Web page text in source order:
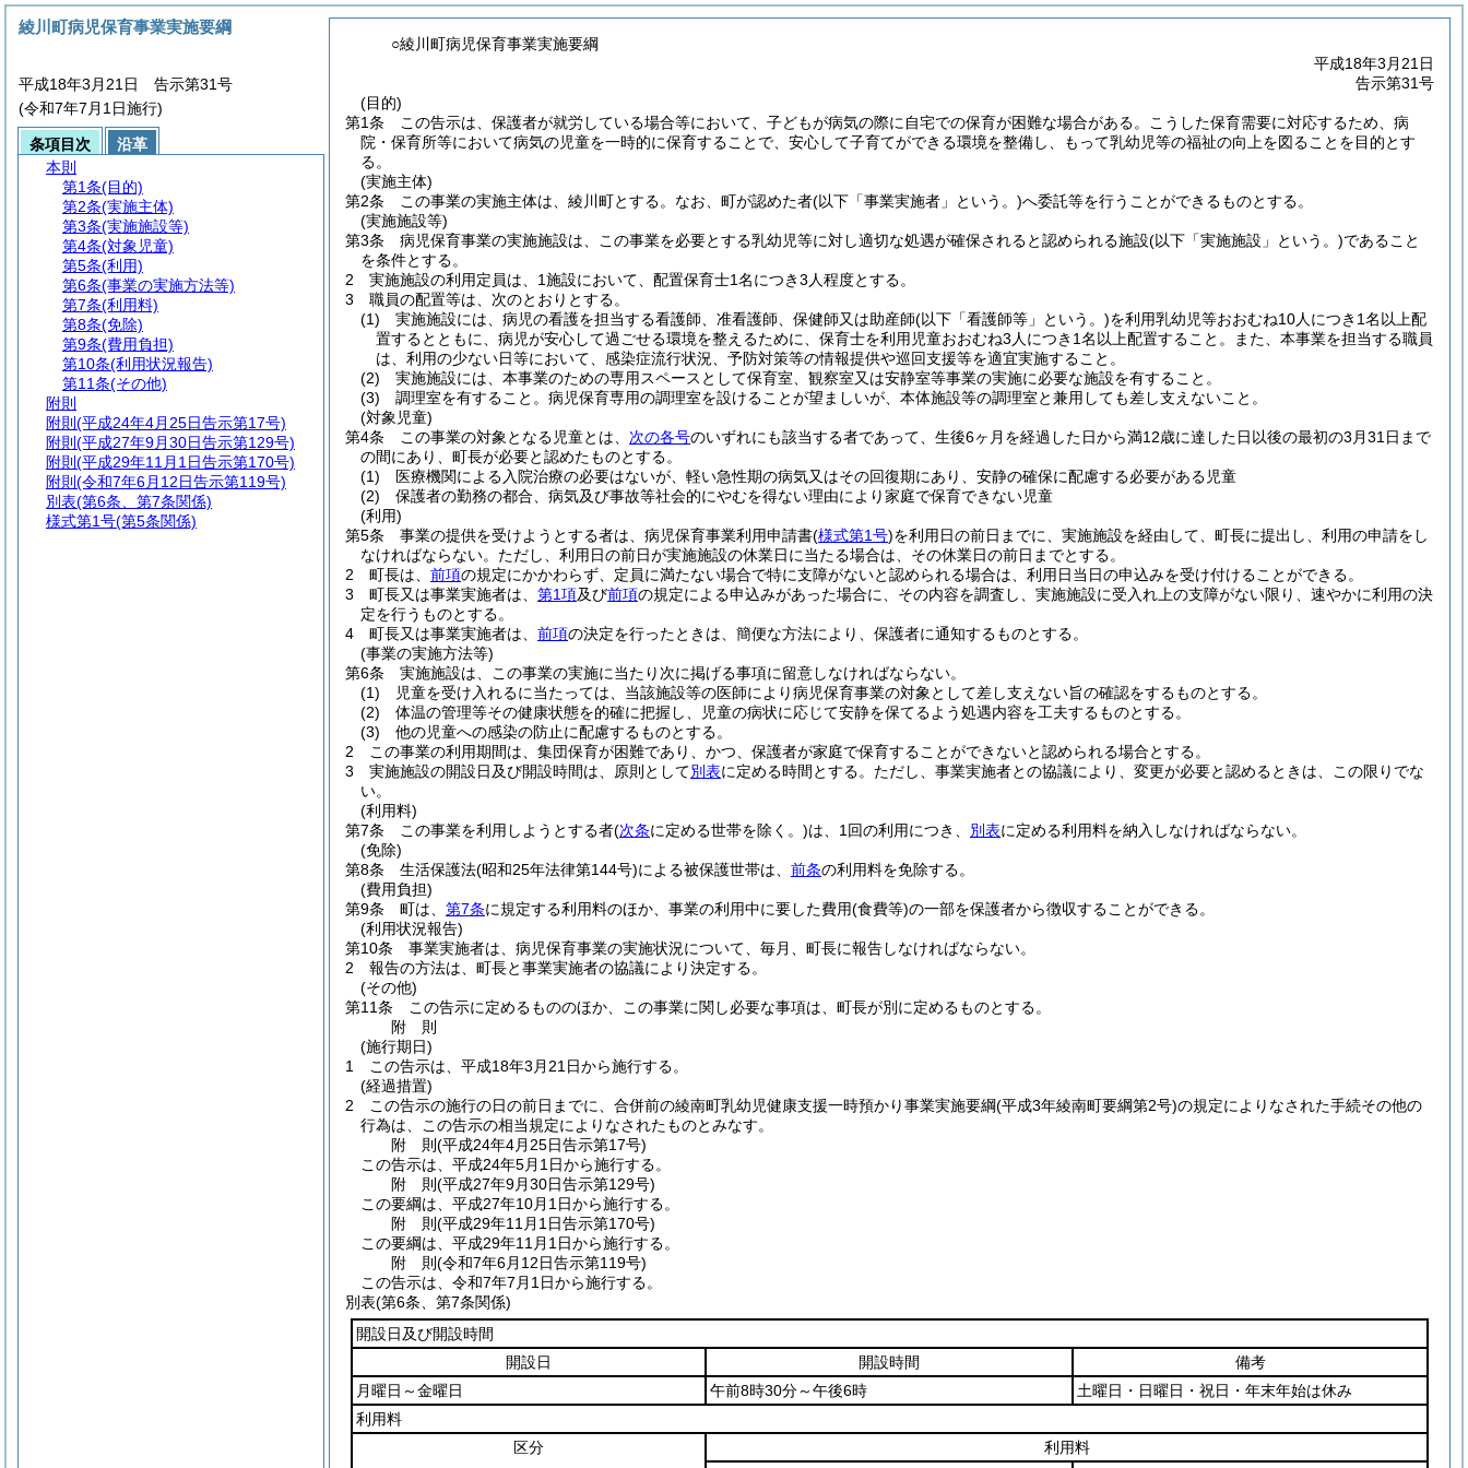
○綾川町病児保育事業実施要綱
平成18年3月21日
告示第31号
(目的)
第1条
この告示は、保護者が就労している場合等において、子どもが病気の際に自宅での保育が困難な場合がある。
こうした保育需要に対応するため、病
院・保育所等において病気の児童を一時的に保育することで、安心して子育てができる環境を整備し、もって乳幼児等の福祉の向上を図ることを目的とす
る。
(実施主体)
第2条
この事業の実施主体は、綾川町とする。 なお、町が認めた者(以下「事業実施者」という。)へ委託等を行うことができるものとする。
(実施施設等)
第3条
病児保育事業の実施施設は、この事業を必要とする乳幼児等に対し適切な処遇が確保されると認められる施設(以下「実施施設」という。)であること
を条件とする。
2
実施施設の利用定員は、1施設において、配置保育士1名につき3人程度とする。
3
職員の配置等は、次のとおりとする。
(1)
実施施設には、病児の看護を担当する看護師、准看護師、保健師又は助産師(以下「看護師等」という。)を利用乳幼児等おおむね10人につき1名以上配
置するとともに、病児が安心して過ごせる環境を整えるために、保育士を利用児童おおむね3人につき1名以上配置すること。
また、本事業を担当する職員
は、利用の少ない日等において、感染症流行状況、予防対策等の情報提供や巡回支援等を適宜実施すること。
(2)
実施施設には、本事業のための専用スペースとして保育室、観察室又は安静室等事業の実施に必要な施設を有すること。
(3)
調理室を有すること。 病児保育専用の調理室を設けることが望ましいが、本体施設等の調理室と兼用しても差し支えないこと。
(対象児童)
第4条
この事業の対象となる児童とは、 次の各号のいずれにも該当する者であって、生後6ヶ月を経過した日から満12歳に達した日以後の最初の3月31日まで
の間にあり、町長が必要と認めたものとする。
(1)
医療機関による入院治療の必要はないが、軽い急性期の病気又はその回復期にあり、安静の確保に配慮する必要がある児童
(2)
保護者の勤務の都合、病気及び事故等社会的にやむを得ない理由により家庭で保育できない児童
(利用)
第5条
事業の提供を受けようとする者は、病児保育事業利用申請書(様式第1号)を利用日の前日までに、実施施設を経由して、町長に提出し、利用の申請をし
なければならない。 ただし、利用日の前日が実施施設の休業日に当たる場合は、その休業日の前日までとする。
2
町長は、 前項の規定にかかわらず、定員に満たない場合で特に支障がないと認められる場合は、利用日当日の申込みを受け付けることができる。
3
町長又は事業実施者は、 第1項及び前項の規定による申込みがあった場合に、その内容を調査し、実施施設に受入れ上の支障がない限り、速やかに利用の決
定を行うものとする。
4
町長又は事業実施者は、 前項の決定を行ったときは、簡便な方法により、保護者に通知するものとする。
(事業の実施方法等)
第6条
実施施設は、この事業の実施に当たり次に掲げる事項に留意しなければならない。
(1)
児童を受け入れるに当たっては、当該施設等の医師により病児保育事業の対象として差し支えない旨の確認をするものとする。
(2)
体温の管理等その健康状態を的確に把握し、児童の病状に応じて安静を保てるよう処遇内容を工夫するものとする。
(3)
他の児童への感染の防止に配慮するものとする。
2
この事業の利用期間は、集団保育が困難であり、かつ、保護者が家庭で保育することができないと認められる場合とする。
3
実施施設の開設日及び開設時間は、原則として別表に定める時間とする。 ただし、事業実施者との協議により、変更が必要と認めるときは、この限りでな
い。
(利用料)
第7条
この事業を利用しようとする者(次条に定める世帯を除く。)は、1回の利用につき、 別表に定める利用料を納入しなければならない。
(免除)
第8条
生活保護法(昭和25年法律第144号)による被保護世帯は、 前条の利用料を免除する。
(費用負担)
第9条
町は、 第7条に規定する利用料のほか、事業の利用中に要した費用(食費等)の一部を保護者から徴収することができる。
(利用状況報告)
第10条
事業実施者は、病児保育事業の実施状況について、毎月、町長に報告しなければならない。
2
報告の方法は、町長と事業実施者の協議により決定する。
(その他)
第11条
この告示に定めるもののほか、この事業に関し必要な事項は、町長が別に定めるものとする。
附 則
(施行期日)
1
この告示は、平成18年3月21日から施行する。
(経過措置)
2
この告示の施行の日の前日までに、合併前の綾南町乳幼児健康支援一時預かり事業実施要綱(平成3年綾南町要綱第2号)の規定によりなされた手続その他の
行為は、この告示の相当規定によりなされたものとみなす。
附 則(平成24年4月25日告示第17号)
この告示は、平成24年5月1日から施行する。
附 則(平成27年9月30日告示第129号)
この要綱は、平成27年10月1日から施行する。
附 則(平成29年11月1日告示第170号)
この要綱は、平成29年11月1日から施行する。
附 則(令和7年6月12日告示第119号)
この告示は、令和7年7月1日から施行する。
別表(第6条、第7条関係)
開設日及び開設時間
開設日
開設時間
備考
月曜日～金曜日
午前8時30分～午後6時
土曜日・日曜日・祝日・年末年始は休み
利用料
区分
利用料
綾川町病児保育事業実施要綱
平成18年3月21日 告示第31号
(令和7年7月1日施行)
条項目次
沿革
本則
第1条(目的)
第2条(実施主体)
第3条(実施施設等)
第4条(対象児童)
第5条(利用)
第6条(事業の実施方法等)
第7条(利用料)
第8条(免除)
第9条(費用負担)
第10条(利用状況報告)
第11条(その他)
附則
附則 (平成24年4月25日告示第17号)
附則 (平成27年9月30日告示第129号)
附則 (平成29年11月1日告示第170号)
附則 (令和7年6月12日告示第119号)
別表(第6条、第7条関係)
様式第1号(第5条関係)